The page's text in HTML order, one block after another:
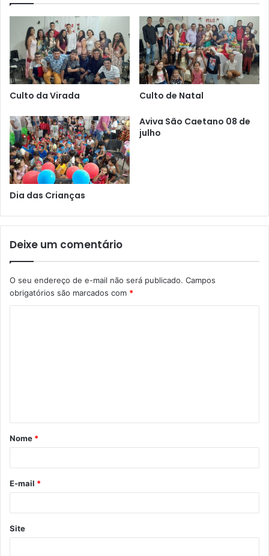
Culto da Virada Culto de Natal
Dia das Crianças
Aviva São Caetano 08 de
julho
Deixe um comentário
O seu endereço de e-mail não será publicado. Campos
obrigatórios são marcados com *
á
r
*
Nome *
E-mail *
Site